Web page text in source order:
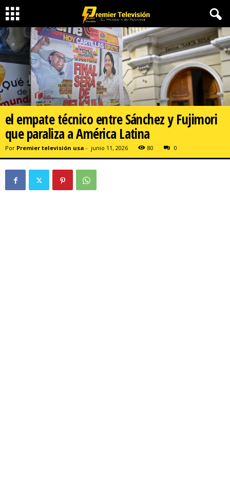
el empate técnico entre Sánchez y Fujimori
que paraliza a América Latina
Por Premier televisión usa - junio 11, 2026 80 0